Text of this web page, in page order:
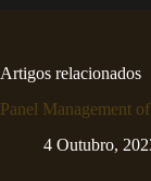
Artigos relacionados
Panel Management
4 Outubro,